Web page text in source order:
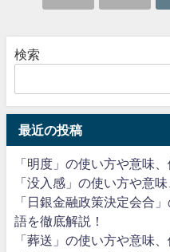
検索
最近の投稿
「明度」の使い方や意味
「没入感」の使い方や意
「日銀金融政策決定会合
語を徹底解説！
「葬送」の使い方や意味